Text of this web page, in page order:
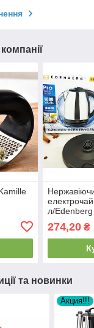
л/
274,20₴
та новинки
Акция!!!